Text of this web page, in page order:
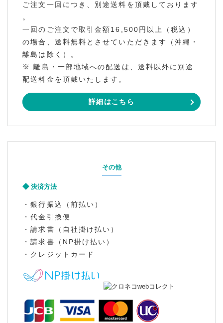
ご注文一回につき、別途送料を頂戴しております
。
一回のご注文で取引金額16,500円以上（税込）
の場合、送料無料とさせていただきます（沖縄・
離島は除く）。
※ 離島・一部地域への配送は、送料以外に別途
配送料金を頂戴いたします。
詳細はこちら
その他
決済方法
・銀行振込（前払い）
・代金引換便
・請求書（自社掛け払い）
・請求書（NP掛け払い）
・クレジットカード